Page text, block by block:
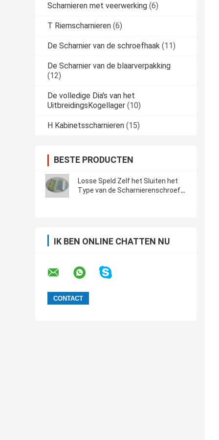
Scharnieren met veerwerking (6)
T Riemscharnieren (6)
De Scharnier van de schroefhaak (11)
De Scharnier van de blaarverpakking
(12)
De volledige Dia's van het
UitbreidingsKogellager (10)
H Kabinetsscharnieren (15)
BESTE PRODUCTEN
Losse Speld Zelf het Sluiten het
Type van de Scharnierenschroef
IK BEN ONLINE CHATTEN NU